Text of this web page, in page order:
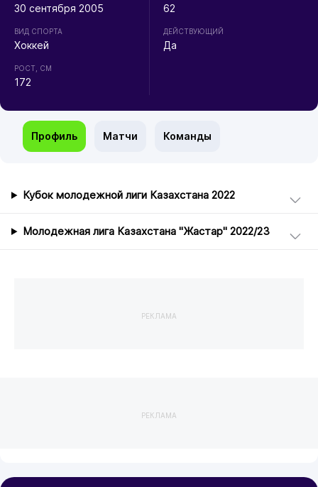
30 сентября 2005
ВИД СПОРТА
Хоккей
РОСТ, СМ
172
62
ДЕЙСТВУЮЩИЙ
Да
Профиль Матчи Команды
Кубок молодежной лиги Казахстана 2022
Молодежная лига Казахстана "Жастар" 2022/23
РЕКЛАМА
РЕКЛАМА